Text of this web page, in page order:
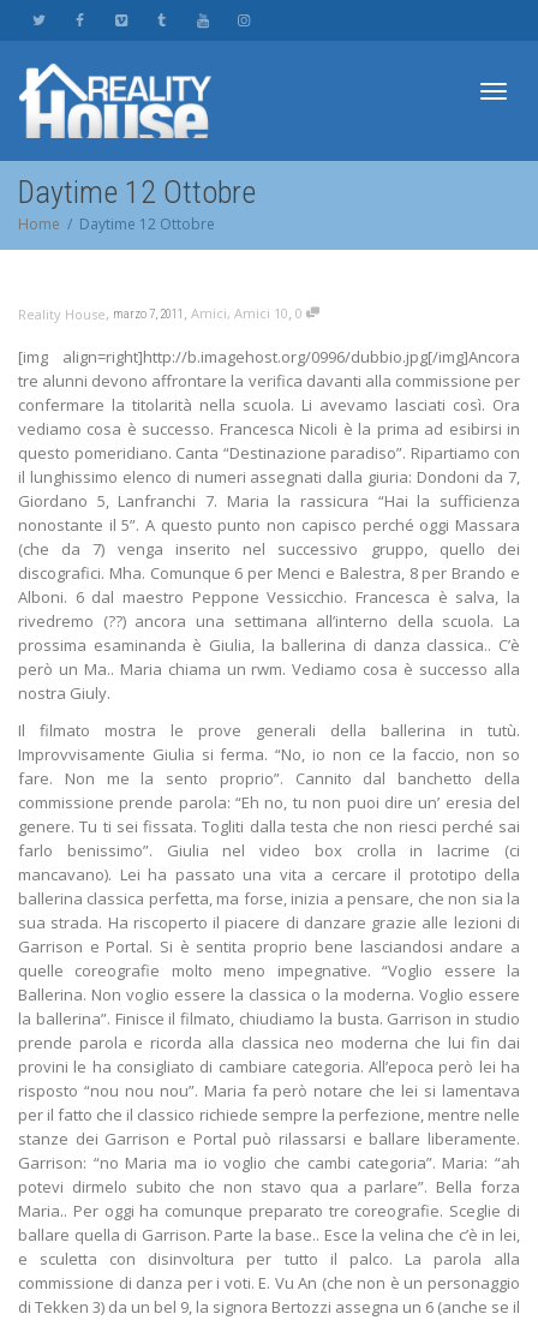
Daytime 12 Ottobre
Home Daytime 12 Ottobre
Reality House, marzo 7, 2011 , Amici, Amici 10, 0
[img align=right]http://b.imagehost.org/0996/dubbio.jpg[/img]Ancora
tre alunni devono affrontare la verifica davanti alla commissione per
confermare la titolarità nella scuola. Li avevamo lasciati così. Ora
vediamo cosa è successo. Francesca Nicoli è la prima ad esibirsi in
questo pomeridiano. Canta “Destinazione paradiso”. Ripartiamo con
il lunghissimo elenco di numeri assegnati dalla giuria: Dondoni da 7,
Giordano 5, Lanfranchi 7. Maria la rassicura “Hai la sufficienza
nonostante il 5”. A questo punto non capisco perché oggi Massara
(che da 7) venga inserito nel successivo gruppo, quello dei
discografici. Mha. Comunque 6 per Menci e Balestra, 8 per Brando e
Alboni. 6 dal maestro Peppone Vessicchio. Francesca è salva, la
rivedremo (??) ancora una settimana all’interno della scuola. La
prossima esaminanda è Giulia, la ballerina di danza classica.. C’è
però un Ma.. Maria chiama un rwm. Vediamo cosa è successo alla
nostra Giuly.
Il filmato mostra le prove generali della ballerina in tutù.
Improvvisamente Giulia si ferma. “No, io non ce la faccio, non so
fare. Non me la sento proprio”. Cannito dal banchetto della
commissione prende parola: “Eh no, tu non puoi dire un’ eresia del
genere. Tu ti sei fissata. Togliti dalla testa che non riesci perché sai
farlo benissimo”. Giulia nel video box crolla in lacrime (ci
mancavano). Lei ha passato una vita a cercare il prototipo della
ballerina classica perfetta, ma forse, inizia a pensare, che non sia la
sua strada. Ha riscoperto il piacere di danzare grazie alle lezioni di
Garrison e Portal. Si è sentita proprio bene lasciandosi andare a
quelle coreografie molto meno impegnative. “Voglio essere la
Ballerina. Non voglio essere la classica o la moderna. Voglio essere
la ballerina”. Finisce il filmato, chiudiamo la busta. Garrison in studio
prende parola e ricorda alla classica neo moderna che lui fin dai
provini le ha consigliato di cambiare categoria. All’epoca però lei ha
risposto “nou nou nou”. Maria fa però notare che lei si lamentava
per il fatto che il classico richiede sempre la perfezione, mentre nelle
stanze dei Garrison e Portal può rilassarsi e ballare liberamente.
Garrison: “no Maria ma io voglio che cambi categoria”. Maria: “ah
potevi dirmelo subito che non stavo qua a parlare”. Bella forza
Maria.. Per oggi ha comunque preparato tre coreografie. Sceglie di
ballare quella di Garrison. Parte la base.. Esce la velina che c’è in lei,
e sculetta con disinvoltura per tutto il palco. La parola alla
commissione di danza per i voti. E. Vu An (che non è un personaggio
di Tekken 3) da un bel 9, la signora Bertozzi assegna un 6 (anche se il